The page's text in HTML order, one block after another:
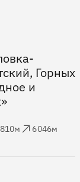
Горных
и
высоты
6046м